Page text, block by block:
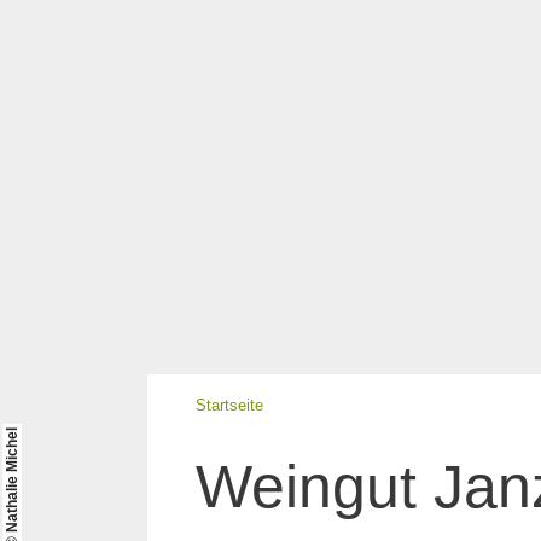
© Nathalie Michel
Startseite
Weingut